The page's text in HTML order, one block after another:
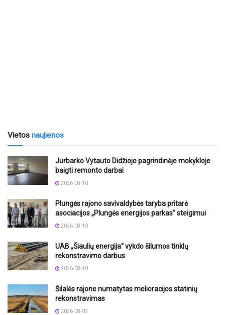
Vietos naujienos
Jurbarko Vytauto Didžiojo pagrindinėje mokykloje
baigti remonto darbai
2026-08-10
Plungės rajono savivaldybės taryba pritarė
asociacijos „Plungės energijos parkas“ steigimui
2026-08-10
UAB „Šiaulių energija“ vykdo šilumos tinklų
rekonstravimo darbus
2026-08-10
Šilalės rajone numatytas melioracijos statinių
rekonstravimas
2026-08-09